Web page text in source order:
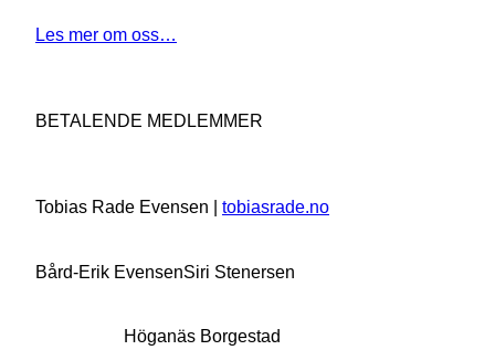
Les mer om oss…
BETALENDE MEDLEMMER
Tobias Rade Evensen | tobiasrade.no
Bård-Erik EvensenSiri Stenersen
Höganäs Borgestad